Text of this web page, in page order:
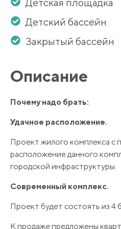
Детская площадка
Детский бассейн
Закрытый бассейн
Описание
Почему надо брать:
Удачное расположение.
Проект жилого комплекса с
расположение данного
городской инфраструктуры.
Современный комплекс.
Проект будет состоять из 4
К продаже предложены